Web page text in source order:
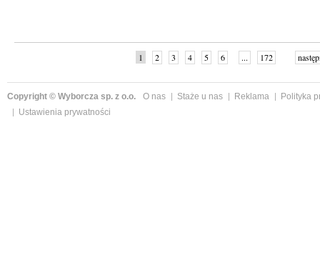
1 2 3 4 5 6 ... 172
Copyright © Wyborcza sp. z o.o. O nas Staże u nas Reklama
Polityka
Ustawienia prywatności